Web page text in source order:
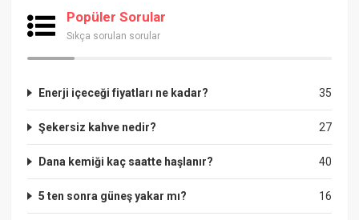
Popüler Sorular
Sıkça sorulan sorular
35
Enerji içeceği fiyatları ne kadar?
27
Şekersiz kahve nedir?
40
Dana kemiği kaç saatte haşlanır?
16
5 ten sonra güneş yakar mı?